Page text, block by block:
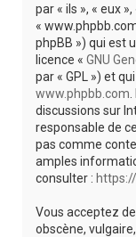
par « ils », « eux
«
phpBB ») qui est
licence « GNU
par « GPL ») et
www.phpbb.com
discussions sur
responsable de
pas comme
amples
consulter :
Vous acceptez
obscène,